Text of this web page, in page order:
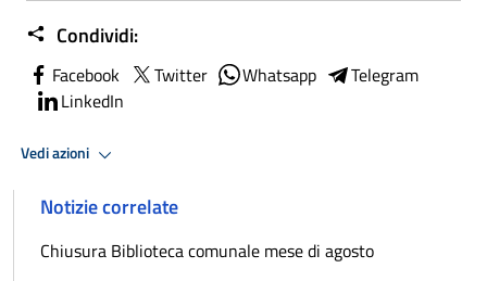
Condividi:
Facebook Twitter Whatsapp
Telegram
LinkedIn
Vedi azioni
Notizie correlate
Chiusura Biblioteca comunale mese di agosto